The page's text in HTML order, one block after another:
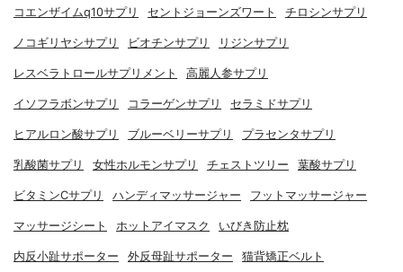
コエンザイムq10サプリ セントジョーンズワート チロシンサプリ
ノコギリヤシサプリ ビオチンサプリ リジンサプリ
レスベラトロールサプリメント 高麗人参サプリ
イソフラボンサプリ コラーゲンサプリ セラミドサプリ
ヒアルロン酸サプリ ブルーベリーサプリ プラセンタサプリ
乳酸菌サプリ 女性ホルモンサプリ チェストツリー 葉酸サプリ
ビタミンCサプリ ハンディマッサージャー フットマッサージャー
マッサージシート ホットアイマスク いびき防止枕
内反小趾サポーター 外反母趾サポーター 猫背矯正ベルト